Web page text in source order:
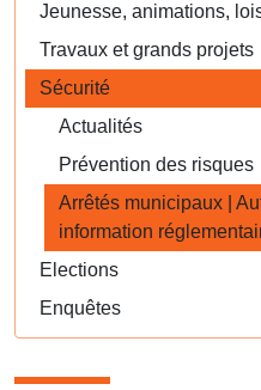
Jeunesse, animations,
Travaux et grands projets
Sécurité
Actualités
Prévention des risques
Arrêtés municipaux |
information
Elections
Enquêtes